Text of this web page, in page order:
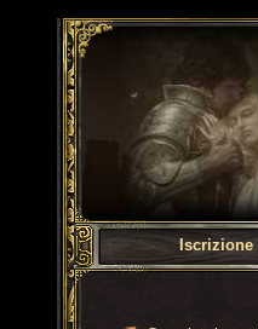
Iscrizione